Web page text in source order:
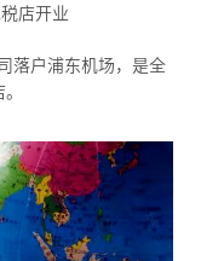
店开业
落户浦东机场，是全